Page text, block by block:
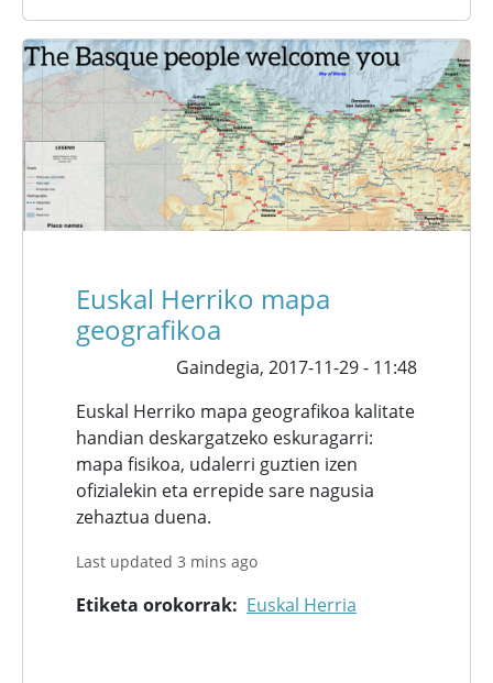
Euskal Herriko mapa
geografikoa
Gaindegia, 2017-11-29 - 11:48
Euskal Herriko mapa geografikoa kalitate
handian deskargatzeko eskuragarri:
mapa fisikoa, udalerri guztien izen
ofizialekin eta errepide sare nagusia
zehaztua duena.
Last updated 3 mins ago
Etiketa orokorrak Euskal Herria